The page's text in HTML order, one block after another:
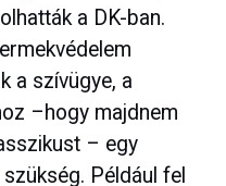
a DK-ban.
a szívügye, a
–hogy majdnem
– egy
Például fel